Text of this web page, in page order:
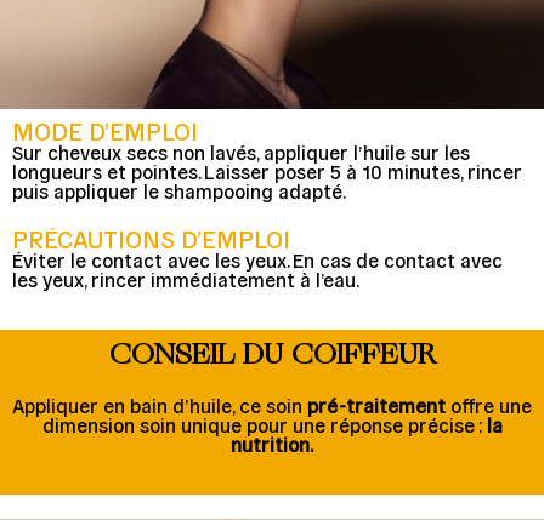
MODE D’EMPLOI
Sur cheveux secs non lavés, appliquer l’huile sur les
longueurs et pointes. Laisser poser 5 à 10 minutes, rincer
puis appliquer le shampooing adapté.
PRÉCAUTIONS D’EMPLOI
Éviter le contact avec les yeux. En cas de contact avec
les yeux, rincer immédiatement à l’eau.
CONSEIL DU COIFFEUR
Appliquer en bain d’huile, ce soin pré-traitement offre une
dimension soin unique pour une réponse précise : la
nutrition.